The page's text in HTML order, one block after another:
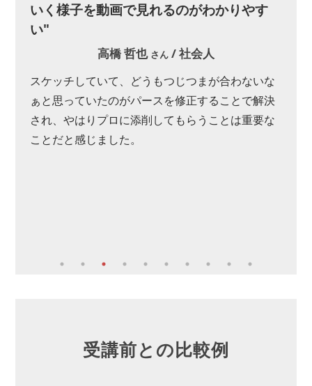
いく様子を動画で見れるのがわかりやす
い"
高橋 哲也 さん / 社会人
スケッチしていて、どうもつじつまが合わないな
ぁと思っていたのがパースを修正することで解決
され、やはりプロに添削してもらうことは重要な
ことだと感じました。
受講前との比較例